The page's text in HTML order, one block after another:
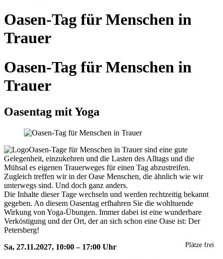
Oasen-Tag für Menschen in
Trauer
Oasen-Tag für Menschen in
Trauer
Oasentag mit Yoga
Oasen-Tage für Menschen in Trauer sind eine gute
Gelegenheit, einzukehren und die Lasten des Alltags und die
Mühsal es eigenen Trauerweges für einen Tag abzustreifen.
Zugleich treffen wir in der Oase Menschen, die ähnlich wie wir
unterwegs sind. Und doch ganz anders.
Die Inhalte dieser Tage wechseln und werden rechtzeitig bekannt
gegeben. An diesem Oasentag erfhahren Sie die wohltuende
Wirkung von Yoga-Übungen. Immer dabei ist eine wunderbare
Verköstigung und der Ort, der an sich schon eine Oase ist: Der
Petersberg!
Plätze frei
Sa, 27.11.2027, 10:00 – 17:00 Uhr